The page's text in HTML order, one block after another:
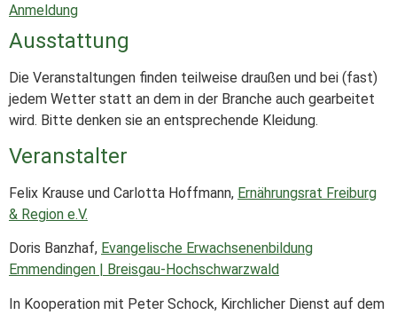
Anmeldung
Ausstattung
Die Veranstaltungen finden teilweise draußen und bei (fast)
jedem Wetter statt an dem in der Branche auch gearbeitet
wird. Bitte denken sie an entsprechende Kleidung.
Veranstalter
Felix Krause und Carlotta Hoffmann, Ernährungsrat Freiburg
& Region e.V.
Doris Banzhaf, Evangelische Erwachsenenbildung
Emmendingen | Breisgau-Hochschwarzwald
In Kooperation mit Peter Schock, Kirchlicher Dienst auf dem